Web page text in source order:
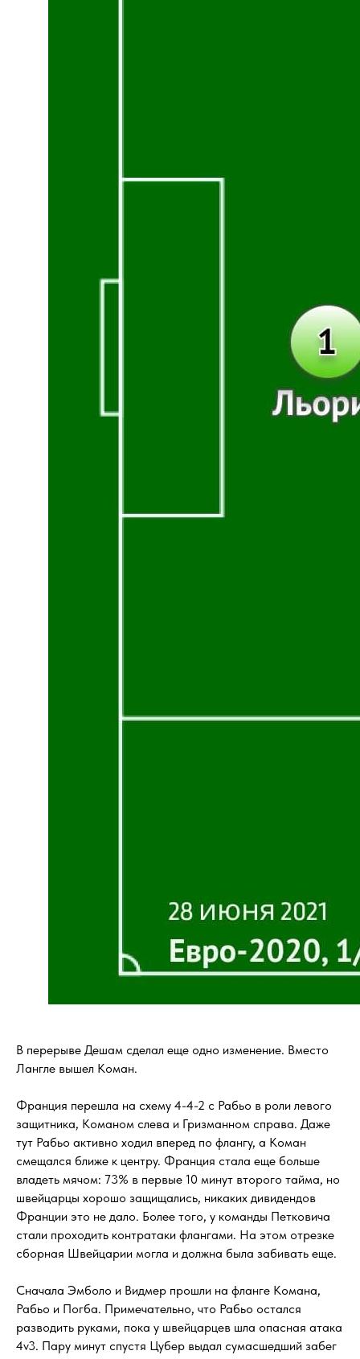
В перерыве Дешам сделал еще одно изменение. Вместо
Лангле вышел Коман.
Франция перешла на схему 4-4-2 с Рабьо в роли левого
защитника, Команом слева и Гризманном справа. Даже
тут Рабьо активно ходил вперед по флангу, а Коман
смещался ближе к центру. Франция стала еще больше
владеть мячом: 73% в первые 10 минут второго тайма, но
швейцарцы хорошо защищались, никаких дивидендов
Франции это не дало. Более того, у команды Петковича
стали проходить контратаки флангами. На этом отрезке
сборная Швейцарии могла и должна была забивать еще.
Сначала Эмболо и Видмер прошли на фланге Комана,
Рабьо и Погба. Примечательно, что Рабьо остался
разводить руками, пока у швейцарцев шла опасная атака
4v3. Пару минут спустя Цубер выдал сумасшедший забег